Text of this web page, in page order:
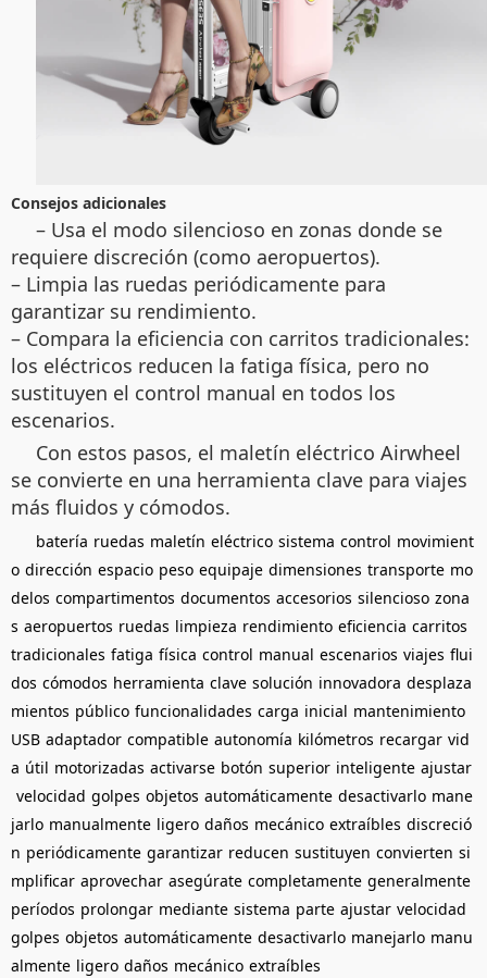
Consejos adicionales
– Usa el modo silencioso en zonas donde se
requiere discreción (como aeropuertos).
– Limpia las ruedas periódicamente para
garantizar su rendimiento.
– Compara la eficiencia con carritos tradicionales:
los eléctricos reducen la fatiga física, pero no
sustituyen el control manual en todos los
escenarios.
Con estos pasos, el maletín eléctrico Airwheel
se convierte en una herramienta clave para viajes
más fluidos y cómodos.
batería ruedas maletín eléctrico sistema control movimient
o dirección espacio peso equipaje dimensiones transporte mo
delos compartimentos documentos accesorios silencioso zona
s aeropuertos ruedas limpieza rendimiento eficiencia carritos
tradicionales fatiga física control manual escenarios viajes flui
dos cómodos herramienta clave solución innovadora desplaza
mientos público funcionalidades carga inicial mantenimiento
USB adaptador compatible autonomía kilómetros recargar vid
a útil motorizadas activarse botón superior inteligente ajustar
velocidad golpes objetos automáticamente desactivarlo mane
jarlo manualmente ligero daños mecánico extraíbles discreció
n periódicamente garantizar reducen sustituyen convierten si
mplificar aprovechar asegúrate completamente generalmente
períodos prolongar mediante sistema parte ajustar velocidad
golpes objetos automáticamente desactivarlo manejarlo manu
almente ligero daños mecánico extraíbles